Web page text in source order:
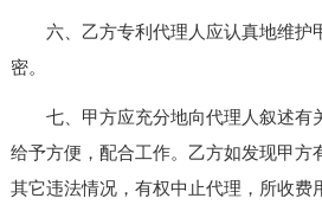
六、乙方专利代理人应认真地维护
密。
七、甲方应充分地向代理人叙述有
给予方便，配合工作。乙方如发现甲方
其它违法情况，有权中止代理，所收费